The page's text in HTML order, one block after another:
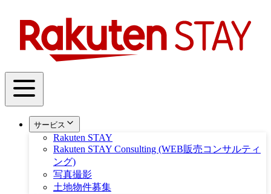
サービス
Rakuten STAY
Rakuten STAY Consulting (WEB販売コンサルティ
ング)
写真撮影
土地物件募集